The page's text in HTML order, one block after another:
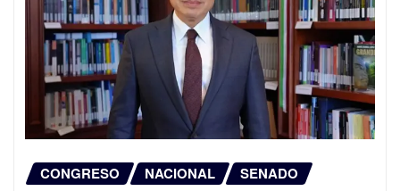
CONGRESO NACIONAL SENADO